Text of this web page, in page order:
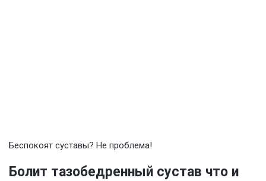
Беспокоят суставы? Не проблема!
Болит тазобедренный сустав что и